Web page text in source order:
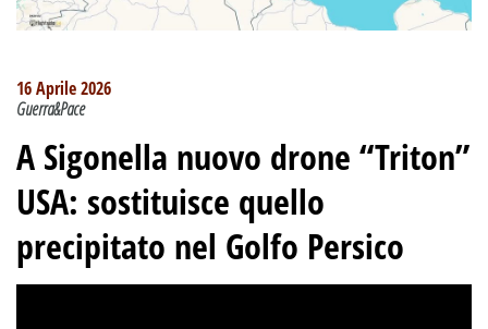
16 Aprile 2026
Guerra&Pace
A Sigonella nuovo drone “Triton”
USA: sostituisce quello
precipitato nel Golfo Persico